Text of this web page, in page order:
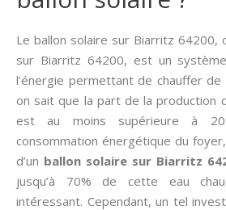
Le ballon solaire sur Biarritz 64200,
sur Biarritz 64200, est un
l’énergie permettant de chauffer de
on sait que la part de la production
est au moins supérieure à
consommation énergétique du
d’un ballon solaire sur Biarritz
jusqu’à 70% de cette eau
intéressant. Cependant, un tel